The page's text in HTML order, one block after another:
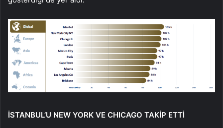
İSTANBUL’U NEW YORK VE CHICAGO TAKİP ETTİ